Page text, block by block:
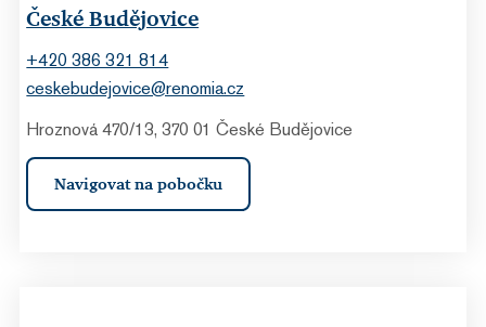
České Budějovice
+420 386 321 814
ceskebudejovice@renomia.cz
Hroznová 470/13, 370 01 České Budějovice
Navigovat na pobočku